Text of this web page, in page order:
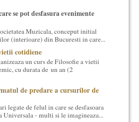
se pot desfasura evenimente
Muzicala, conceput initial
(interioare) din Bucuresti in care...
cotidiene
un curs de Filosofie a vietii
cu durata de un an (2
de predare a cursurilor de
legate de felul in care se desfasoara
Universala - multi si le imagineaza...